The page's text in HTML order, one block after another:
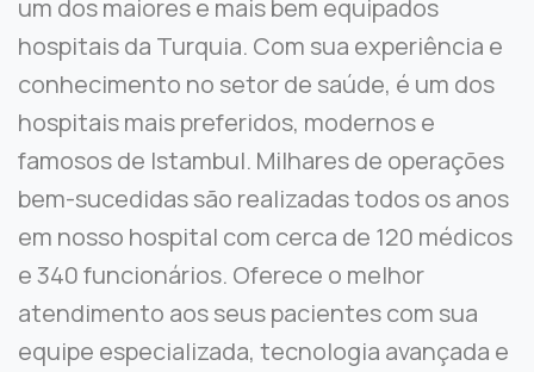
um dos maiores e mais bem equipados
hospitais da Turquia. Com sua experiência e
conhecimento no setor de saúde, é um dos
hospitais mais preferidos, modernos e
famosos de Istambul. Milhares de operações
bem-sucedidas são realizadas todos os anos
em nosso hospital com cerca de 120 médicos
e 340 funcionários. Oferece o melhor
atendimento aos seus pacientes com sua
equipe especializada, tecnologia avançada e